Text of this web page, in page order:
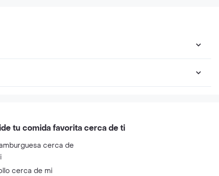
tu comida favorita cerca de ti
cerca de
cerca de mi